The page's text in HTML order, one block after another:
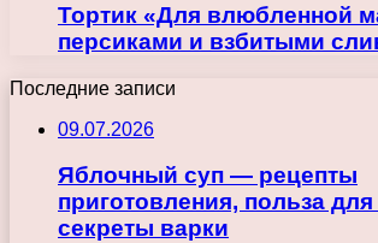
Тортик «Для влюбленной
персиками и взбитыми
Последние записи
09.07.2026
Яблочный суп — рецепты
приготовления, польза
секреты варки